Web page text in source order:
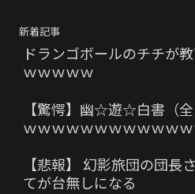
新着記事
ドランゴボールのチチが
ｗｗｗｗｗ
【驚愕】幽☆遊☆白書（
ｗｗｗｗｗｗｗｗｗｗｗ
【悲報】 幻影旅団の団長
てが台無しになる